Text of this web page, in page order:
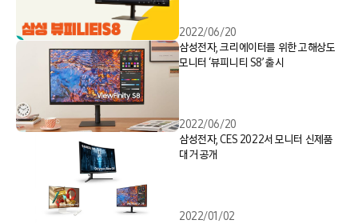
2022/06/20
삼성전자, 크리에이터를 위한 고해상도
모니터 ‘뷰피니티 S8’ 출시
2022/06/20
삼성전자, CES 2022서 모니터 신제품
대거 공개
2022/01/02